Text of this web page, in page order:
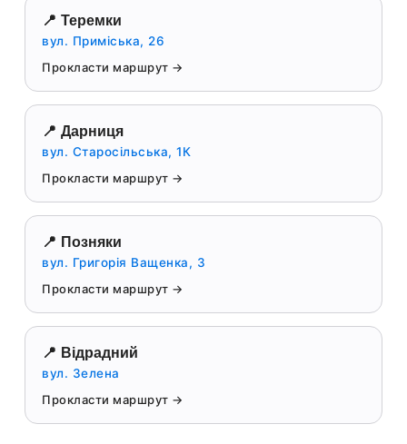
📍 Теремки
вул. Приміська, 26
Прокласти маршрут →
📍 Дарниця
вул. Старосільська, 1К
Прокласти маршрут →
📍 Позняки
вул. Григорія Ващенка, 3
Прокласти маршрут →
📍 Відрадний
вул. Зелена
Прокласти маршрут →